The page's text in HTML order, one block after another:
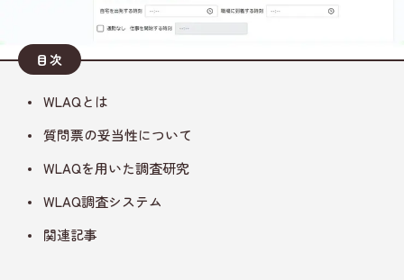
目次
WLAQとは
質問票の妥当性について
WLAQを用いた調査研究
WLAQ調査システム
関連記事